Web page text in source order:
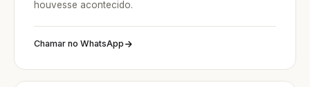
houvesse acontecido.
Chamar no WhatsApp